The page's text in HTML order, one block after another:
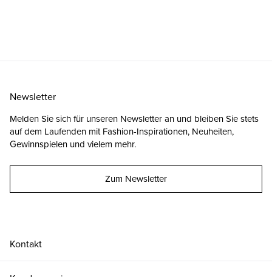
Kontakt
Newsletter
Melden Sie sich für unseren Newsletter an und bleiben Sie stets
auf dem Laufenden mit Fashion-Inspirationen, Neuheiten,
Gewinnspielen und vielem mehr.
Zum Newsletter